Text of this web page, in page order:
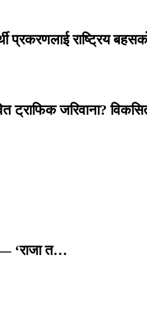
प्रकरणलाई राष्ट्रिय
ट्राफिक जरिवाना?
‘राजा त…